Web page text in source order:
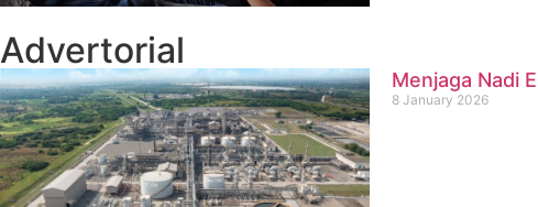
Advertorial
Menjaga Nadi
8 January 2026